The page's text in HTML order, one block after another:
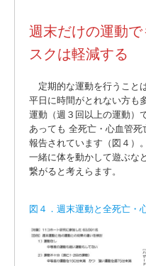
週末だけの運動
スクは軽減する
定期的な運動を行うこと
平日に時間がとれない方も
運動（週３回以上の運動）
あっても 全死亡・心血管
報告されています（図４）
一緒に体を動かして遊ぶな
繋がると考えらます。
図４．週末運動と全死亡・